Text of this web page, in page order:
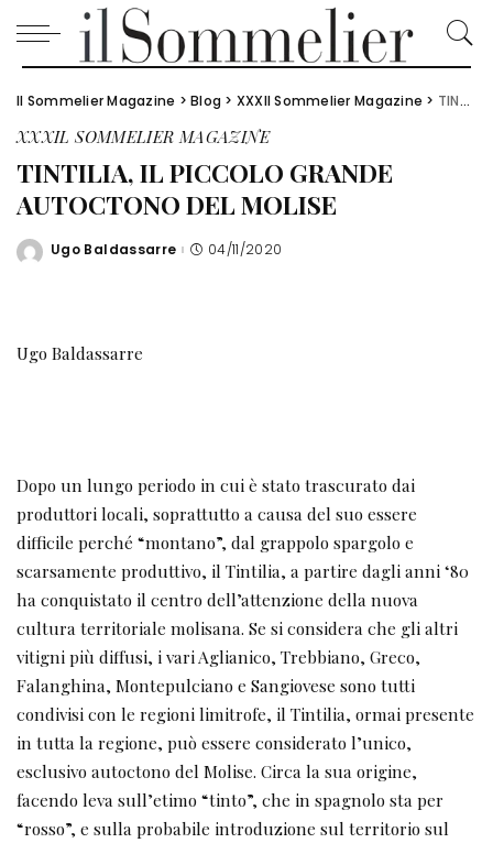
Il Sommelier Magazine >Blog > XXXIl Sommelier Magazine > TINTILIA, IL PICCOLO GRANDE AUTOCTONO DEL MOLISE
XXXIL SOMMELIER MAGAZINE
TINTILIA, IL PICCOLO GRANDE
AUTOCTONO DEL MOLISE
Posted
Ugo Baldassarre 04/11/2020
Ugo Baldassarre
Dopo un lungo periodo in cui è stato trascurato dai
produttori locali, soprattutto a causa del suo essere
difficile perché “montano”, dal grappolo spargolo e
scarsamente produttivo, il Tintilia, a partire dagli anni ‘80
ha conquistato il centro dell’attenzione della nuova
cultura territoriale molisana. Se si considera che gli altri
vitigni più diffusi, i vari Aglianico, Trebbiano, Greco,
Falanghina, Montepulciano e Sangiovese sono tutti
condivisi con le regioni limitrofe, il Tintilia, ormai presente
in tutta la regione, può essere considerato l’unico,
esclusivo autoctono del Molise. Circa la sua origine,
facendo leva sull’etimo “tinto”, che in spagnolo sta per
“rosso”, e sulla probabile introduzione sul territorio sul